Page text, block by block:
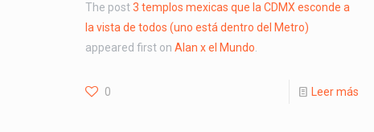
The post3 templos mexicas que la CDMX esconde a
la vista de todos (uno está dentro del Metro)
appeared first on Alan x el Mundo
0 Leer más